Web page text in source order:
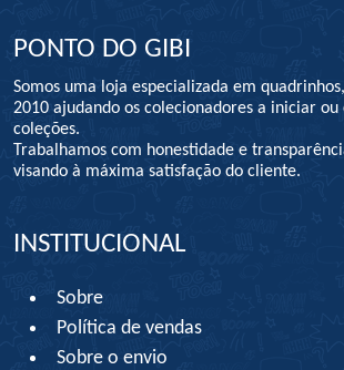
PONTO DO GIBI
Somos uma loja especializada em
2010 ajudando os colecionadores a iniciar ou
coleções.
Trabalhamos com honestidade e
visando à máxima satisfação do cliente.
INSTITUCIONAL
Sobre
Política de vendas
Sobre o envio